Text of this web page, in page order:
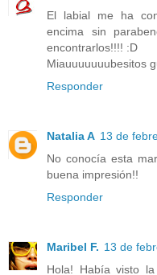
El labial me ha
encima sin
encontrarlos!!!! :D
Miauuuuuuubesitos
Responder
Natalia A 13 de
No conocía esta
buena impresión!!
Responder
Maribel F. 13 de
Hola! Había visto